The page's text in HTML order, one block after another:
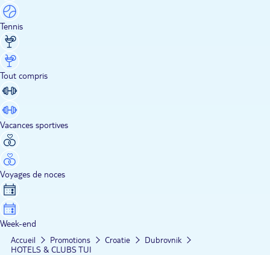
Tennis
Tout compris
Vacances sportives
Voyages de noces
Week-end
Accueil Promotions Croatie
Dubrovnik
HOTELS & CLUBS TUI